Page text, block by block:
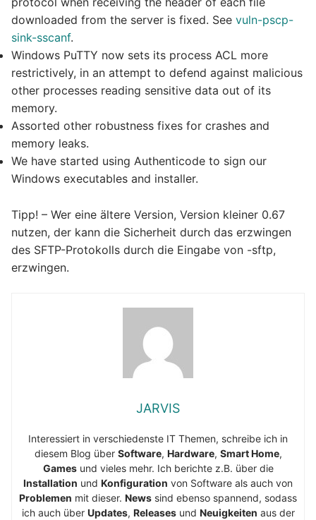
downloaded from the server is fixed. See vuln-pscp-
sink-sscanf.
Windows PuTTY now sets its process ACL more
restrictively, in an attempt to defend against malicious
other processes reading sensitive data out of its
memory.
Assorted other robustness fixes for crashes and
memory leaks.
We have started using Authenticode to sign our
Windows executables and installer.
Tipp! – Wer eine ältere Version, Version kleiner 0.67
nutzen, der kann die Sicherheit durch das erzwingen
des SFTP-Protokolls durch die Eingabe von -sftp,
erzwingen.
JARVIS
Interessiert in verschiedenste IT Themen, schreibe ich in
diesem Blog über Software, Hardware, Smart Home,
Gamesund vieles mehr. Ich berichte z.B. über die
Installation und Konfiguration von Software als auch von
Problemen mit dieser. News sind ebenso spannend, sodass
ich auch über Updates, Releasesund Neuigkeiten aus der